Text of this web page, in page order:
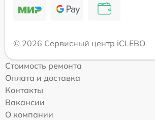
© 2026 Сервисный центр iCLEBO
Стоимость ремонта
Оплата и доставка
Контакты
Вакансии
О компании